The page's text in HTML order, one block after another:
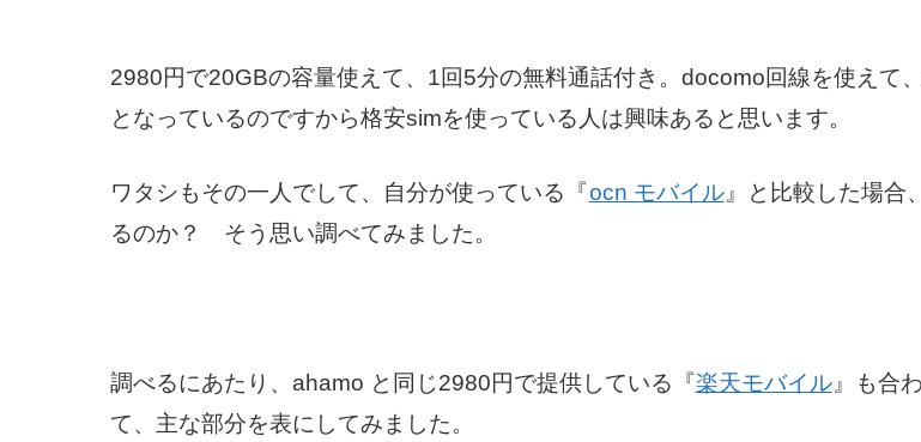
2980円で20GBの容量使えて、1回5分の無料通話付き。docomo回線を使えて
となっているのですから格安simを使っている人は興味あると思います。
ワタシもその一人でして、自分が使っている『ocn モバイル』と比較した場合
るのか？ そう思い調べてみました。
調べるにあたり、ahamo と同じ2980円で提供している『楽天モバイル』も合
て、主な部分を表にしてみました。